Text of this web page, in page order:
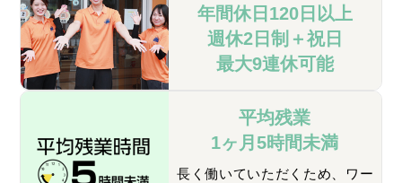
年間休日120日以上
週休2日制＋祝日
最大9連休可能
平均残業
1ヶ月5時間未満
長く働いていただくため、ワー